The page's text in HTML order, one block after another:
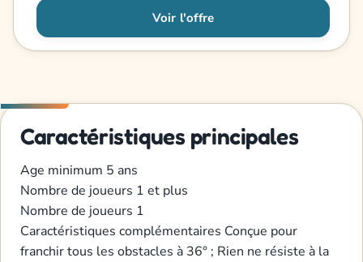
Voir l'offre
Caractéristiques principales
Age minimum 5 ans
Nombre de joueurs 1 et plus
Nombre de joueurs 1
Caractéristiques complémentaires Conçue pour
franchir tous les obstacles à 36° ; Rien ne résiste à la